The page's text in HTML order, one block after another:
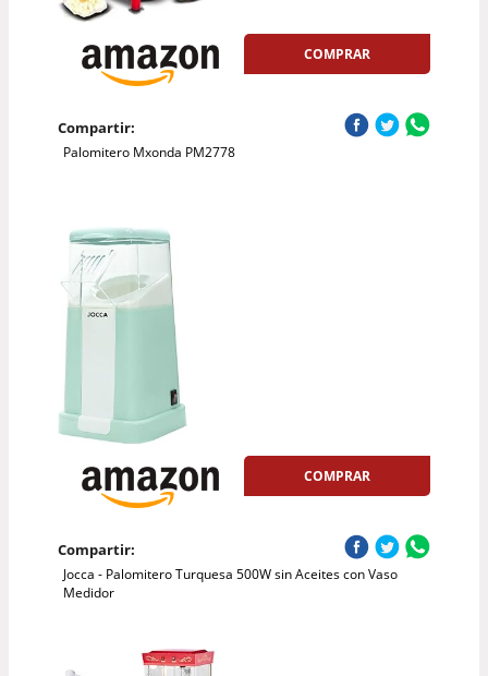
COMPRAR
Compartir:
Palomitero Mxonda PM2778
COMPRAR
Compartir:
Jocca - Palomitero Turquesa 500W sin Aceites con Vaso
Medidor